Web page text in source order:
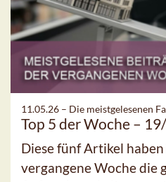
11.05.26 – Die meistgelesenen
Top 5 der Woche –
Diese fünf Artikel
vergangene Woche die